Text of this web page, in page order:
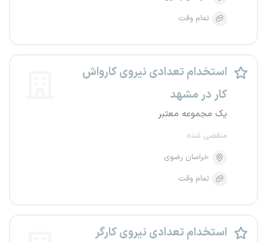
تمام وقت
استخدام تعدادی نیروی کارواش
کار در مشهد
یک مجموعه معتبر
منقضی شده
خراسان رضوی
تمام وقت
استخدام تعدادی نیروی کارگر